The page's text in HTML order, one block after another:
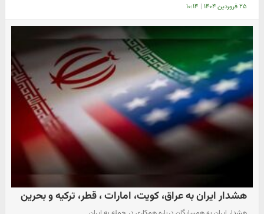
۲۵ فروردین ۱۴۰۴ | ۱۰:۱۴
هشدار ایران به عراق، کویت، امارات ، قطر، ترکیه و بحرین